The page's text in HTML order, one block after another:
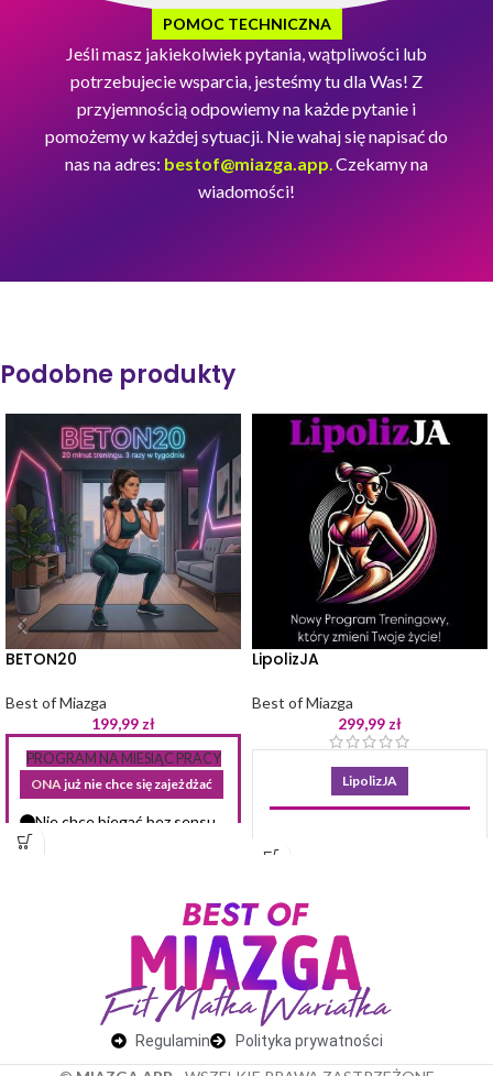
POMOC TECHNICZNA
Jeśli masz jakiekolwiek pytania, wątpliwości lub
potrzebujecie wsparcia, jesteśmy tu dla Was! Z
przyjemnością odpowiemy na każde pytanie i
pomożemy w każdej sytuacji. Nie wahaj się napisać do
nas na adres: bestof@miazga.app.Czekamy na
wiadomości!
Podobne produkty
BETON20
Best of Miazga
199,99 zł
PROGRAM NA MIESIĄC PRACY
ONAjuż nie chce się zajeżdżać
Nie chce biegać bez sensu.
niezadowolona ze swojego
zaczyna rozumieć
Że ciało nie zmienia się od
LipolizJA
Best of Miazga
299,99 zł
LipolizJA
Twoja rewolucja
i ujędrnianiu
ciała!
LipolizJA to innowacyjny
program treningowy, który
Regulamin Polityka prywatności